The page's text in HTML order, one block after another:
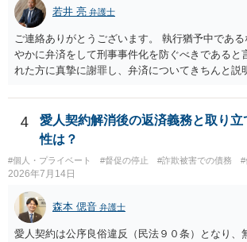
若井 亮 弁護士
ご連絡ありがとうございます。 執行猶予中であ
やかに弁済をして刑事事件化を防ぐべきであると
れた方に真摯に謝罪し、弁済についてきちんと説
4
愛人契約解消後の返済義務と取り立
性は？
#個人・プライベート #督促の停止 #詐欺被害での債務 #
2026年7月14日
森本 偲音 弁護士
愛人契約は公序良俗違反（民法９０条）となり、